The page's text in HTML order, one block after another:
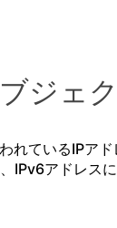
ジェ
れているIPア
IPv6アドレス